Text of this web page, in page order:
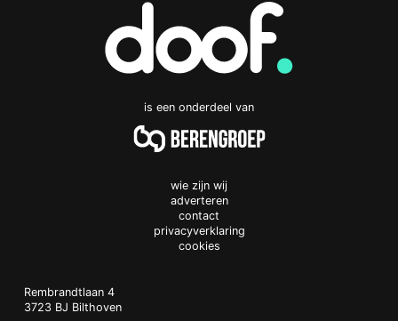
is een onderdeel van
wie zijn wij
adverteren
contact
privacyverklaring
cookies
Doof.nl
work
Rembrandtlaan 4
3723 BJ Bilthoven